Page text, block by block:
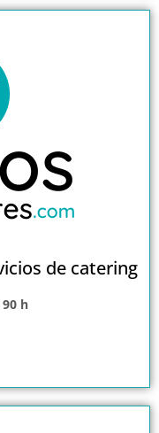
de catering
90 h